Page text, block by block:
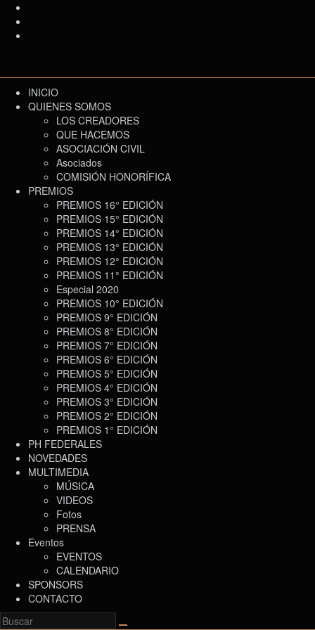
INICIO
QUIENES SOMOS
LOS CREADORES
QUE HACEMOS
ASOCIACIÓN CIVIL
Asociados
COMISIÓN HONORÍFICA
PREMIOS
PREMIOS 16° EDICIÓN
PREMIOS 15° EDICIÓN
PREMIOS 14° EDICIÓN
PREMIOS 13° EDICIÓN
PREMIOS 12° EDICIÓN
PREMIOS 11° EDICIÓN
Especial 2020
PREMIOS 10° EDICIÓN
PREMIOS 9° EDICIÓN
PREMIOS 8° EDICIÓN
PREMIOS 7° EDICIÓN
PREMIOS 6° EDICIÓN
PREMIOS 5° EDICIÓN
PREMIOS 4° EDICIÓN
PREMIOS 3° EDICIÓN
PREMIOS 2° EDICIÓN
PREMIOS 1° EDICIÓN
PH FEDERALES
NOVEDADES
MULTIMEDIA
MÚSICA
VIDEOS
Fotos
PRENSA
Eventos
EVENTOS
CALENDARIO
SPONSORS
CONTACTO